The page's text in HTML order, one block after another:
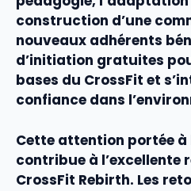
construction d’une
nouveaux adhérents
d’initiation gratuites
bases du CrossFit et
confiance dans l’
Cette attention portée à
contribue à l’excellente
CrossFit Rebirth. Les